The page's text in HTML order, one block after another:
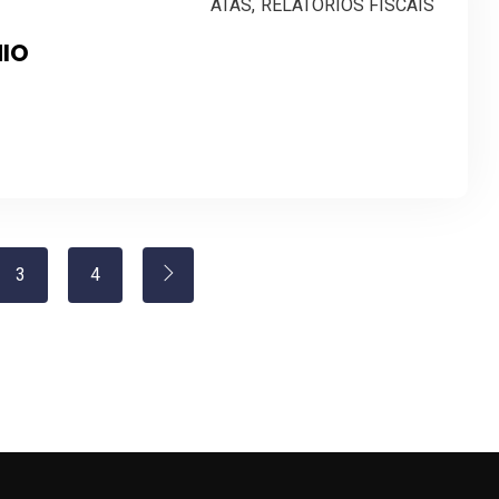
ATAS, RELATÓRIOS FISCAIS
3 4